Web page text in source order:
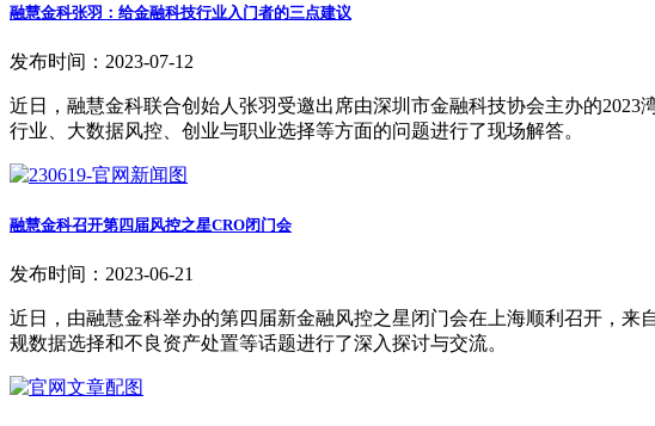
融慧金科张羽：给金融科技行业入门者的三点建议
发布时间：2023-07-12
近日，融慧金科联合创始人张羽受邀出席由深圳市金融科技协会主办的
行业、大数据风控、创业与职业选择等方面的问题进行了现场解答。
融慧金科召开第四届风控之星CRO闭门会
发布时间：2023-06-21
近日，由融慧金科举办的第四届新金融风控之星闭门会在上海顺利召开，
规数据选择和不良资产处置等话题进行了深入探讨与交流。